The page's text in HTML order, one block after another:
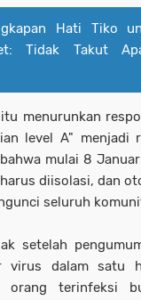
Hati Tiko
Tidak Takut
menurunkan
level A"
mulai 8
diisolasi, dan
seluruh
setelah
virus dalam satu
orang terinfeksi